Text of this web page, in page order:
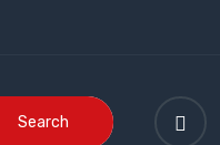
Search